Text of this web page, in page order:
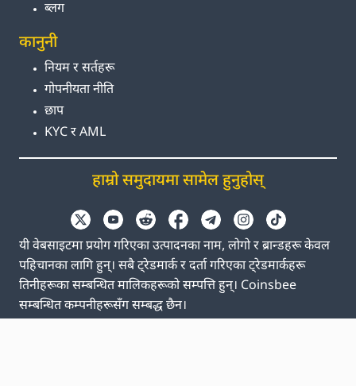
ब्लग
कानुनी
नियम र सर्तहरू
गोपनीयता नीति
छाप
KYC र AML
हाम्रो समुदायमा सामेल हुनुहोस्
यी वेबसाइटमा प्रयोग गरिएका उत्पादनका नाम, लोगो र ब्रान्डहरू केवल
पहिचानका लागि हुन्। सबै ट्रेडमार्क र दर्ता गरिएका ट्रेडमार्कहरू
तिनीहरूका सम्बन्धित मालिकहरूको सम्पत्ति हुन्। Coinsbee
सम्बन्धित कम्पनीहरूसँग सम्बद्ध छैन।